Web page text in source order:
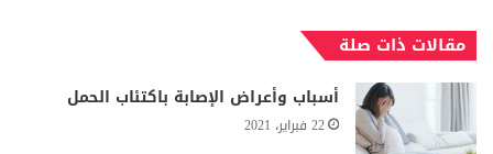
مقالات ذات صلة
أسباب وأعراض الإصابة باكتئاب الحمل
22 فبراير، 2021